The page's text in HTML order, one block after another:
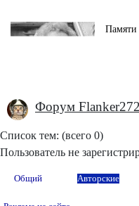
Форум
Список тем: (всего 0)
Пользователь не
Общий Авторские